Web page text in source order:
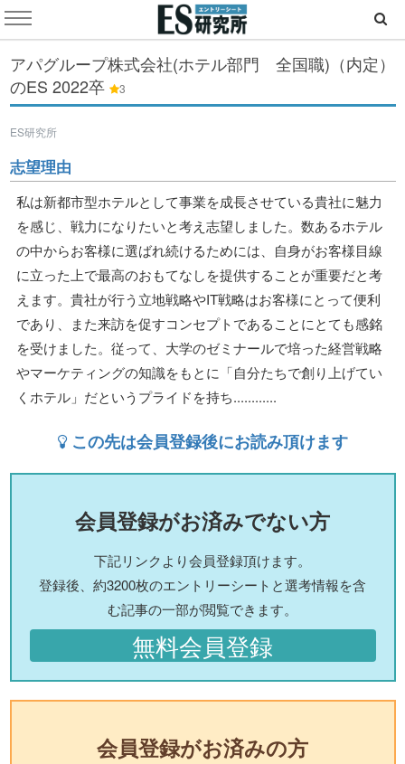
アパグループ株式会社(ホテル部門 全国職)（内定）
のES 2022卒 3
ES研究所
志望理由
私は新都市型ホテルとして事業を成長させている貴社に魅力
を感じ、戦力になりたいと考え志望しました。数あるホテル
の中からお客様に選ばれ続けるためには、自身がお客様目線
に立った上で最高のおもてなしを提供することが重要だと考
えます。貴社が行う立地戦略やIT戦略はお客様にとって便利
であり、また来訪を促すコンセプトであることにとても感銘
を受けました。従って、大学のゼミナールで培った経営戦略
やマーケティングの知識をもとに「自分たちで創り上げてい
くホテル」だというプライドを持ち............
この先は会員登録後にお読み頂けます
会員登録がお済みでない方
下記リンクより会員登録頂けます。
登録後、約3200枚のエントリーシートと選考情報を含
む記事の一部が閲覧できます。
無料会員登録
会員登録がお済みの方